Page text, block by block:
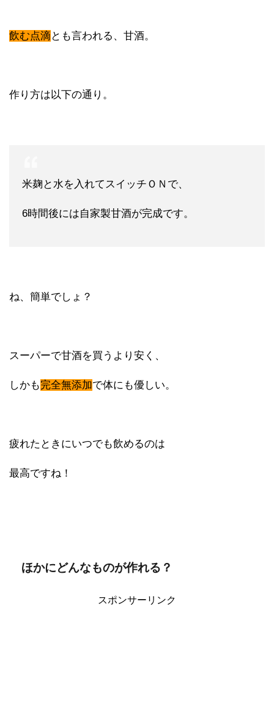
飲む点滴 とも言われる、甘酒。
作り方は以下の通り。
米麹と水を入れてスイッチＯＮで、
6時間後には自家製甘酒が完成です。
ね、簡単でしょ？
スーパーで甘酒を買うより安く、
しかも完全無添加で体にも優しい。
疲れたときにいつでも飲めるのは
最高ですね！
ほかにどんなものが作れる？
スポンサーリンク